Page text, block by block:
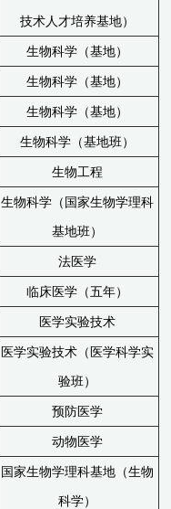
技术人才培养基地）
生物科学（基地）
生物科学（基地）
生物科学（基地）
生物科学（基地班）
生物工程
生物科学（国家生物学理科
基地班）
法医学
临床医学（五年）
医学实验技术
医学实验技术（医学科学实
验班）
预防医学
动物医学
国家生物学理科基地（生物
科学）